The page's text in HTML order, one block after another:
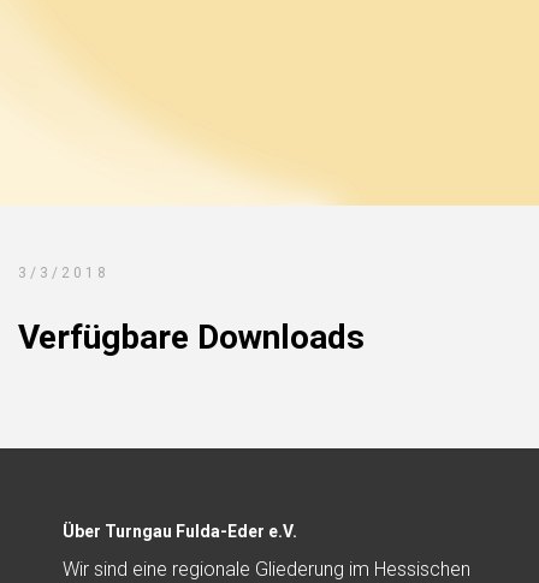
3/3/2018
Verfügbare Downloads
Über Turngau Fulda-Eder e.V.
Wir sind eine regionale Gliederung im Hessischen